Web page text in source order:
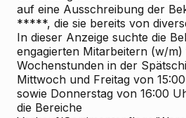
auf eine Ausschreibung der
*****, die sie bereits von
In dieser Anzeige suchte die
engagierten Mitarbeitern (w/m)
Wochenstunden in der
Mittwoch und Freitag von
sowie Donnerstag von 16:00
die Bereiche